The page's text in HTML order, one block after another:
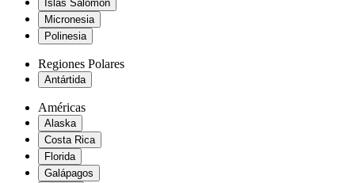
Islas Salomón
Micronesia
Polinesia
Regiones Polares
Antártida
Américas
Alaska
Costa Rica
Florida
Galápagos